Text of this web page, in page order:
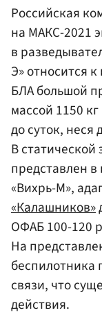
Российская
на МАКС-2021
в
Э» относится
БЛА большой
массой 1150
до суток, неся
В
представлен
«Вихрь-М»,
«Калашников»
ОФАБ 100-120
На
беспилотника
связи, что
действия.